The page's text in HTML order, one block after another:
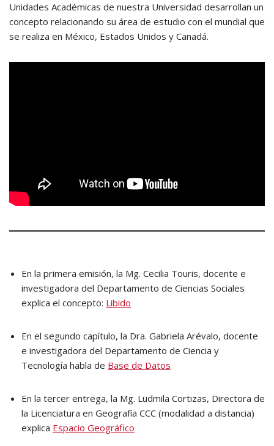
Unidades Académicas de nuestra Universidad desarrollan un
concepto relacionando su área de estudio con el mundial que
se realiza en México, Estados Unidos y Canadá.
En la primera emisión, la Mg. Cecilia Touris, docente e
investigadora del Departamento de Ciencias Sociales
explica el concepto: Libido
En el segundo capítulo, la Dra. Gabriela Arévalo, docente
e investigadora del Departamento de Ciencia y
Tecnología habla de Base de Datos
En la tercer entrega, la Mg. Ludmila Cortizas, Directora de
la Licenciatura en Geografía CCC (modalidad a distancia)
explica Espacio Geográfico